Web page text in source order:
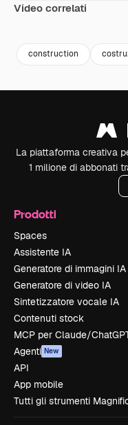
Video correlati
construction
La piattaforma creativa
1 milione di abbonati
Prodotti
Spaces
Assistente IA
Generatore di immagini IA
Generatore di video IA
Sintetizzatore vocale IA
Contenuti stock
MCP per Claude/
Agenti New
API
App mobile
Tutti gli strumenti